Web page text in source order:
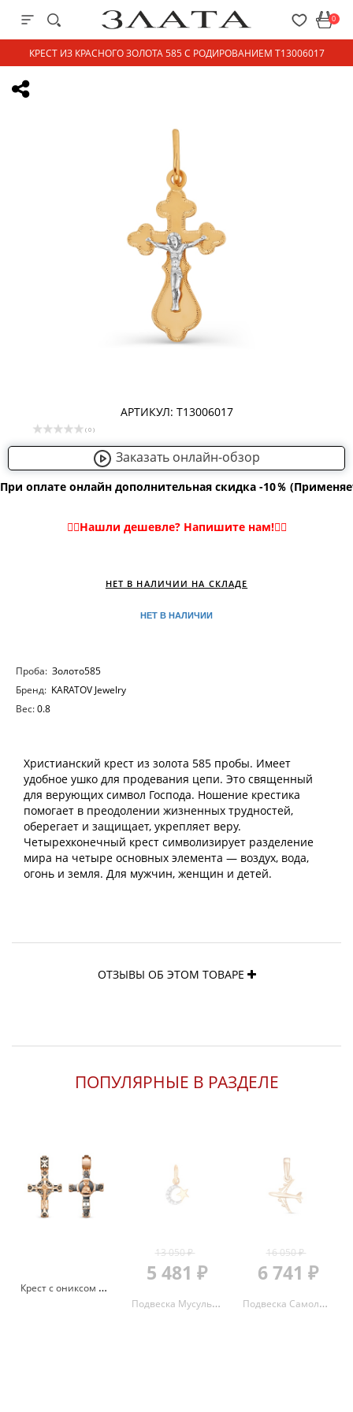
0
КРЕСТ ИЗ КРАСНОГО ЗОЛОТА 585 С РОДИРОВАНИЕМ Т13006017
АРТИКУЛ: Т13006017
( 0 )
Заказать онлайн-обзор
При оплате онлайн дополнительная скидка -10％
НЕТ В НАЛИЧИИ
НЕТ В НАЛИЧИИ НА СКЛАДЕ
Проба: Золото585
Бренд: KARATOV Jewelry
Вес:0.8
Христианский крест из золота 585 пробы. Имеет
удобное ушко для продевания цепи. Это священный
для верующих символ Господа. Ношение крестика
помогает в преодолении жизненных трудностей,
оберегает и защищает, укрепляет веру.
Четырехконечный крест символизирует разделение
мира на четыре основных элемента — воздух, вода,
огонь и земля. Для мужчин, женщин и детей.
ОТЗЫВЫ ОБ ЭТОМ ТОВАРЕ
ПОПУЛЯРНЫЕ В РАЗДЕЛЕ
Крест с ониксом и эмалью из красного золота 585 080043
13 050 ₽
5 481 ₽
Подвеска Мусульманская Полумесяц с фианитами из красного золота 585 с родированием 3221907 1 1 1
16 050 ₽
6 741 ₽
Подвеска Самолет из красного золота 585 3462200 1 10